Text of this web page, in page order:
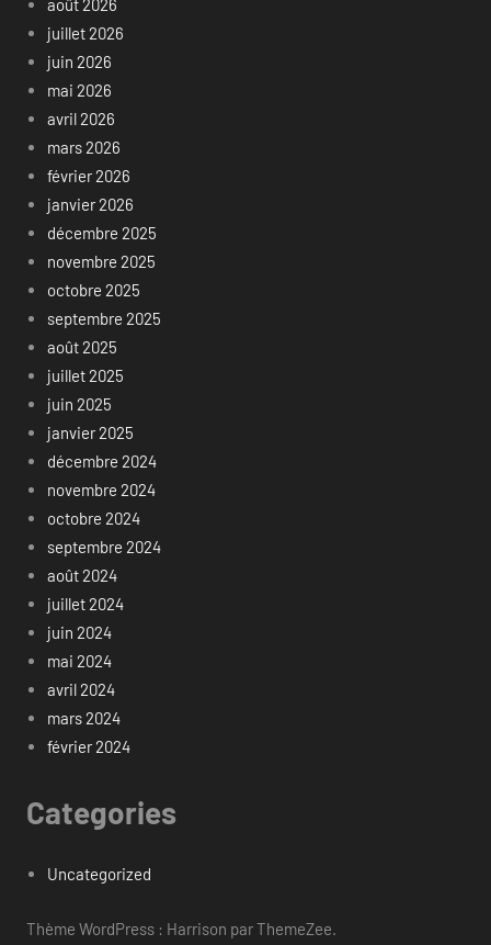
août 2026
juillet 2026
juin 2026
mai 2026
avril 2026
mars 2026
février 2026
janvier 2026
décembre 2025
novembre 2025
octobre 2025
septembre 2025
août 2025
juillet 2025
juin 2025
janvier 2025
décembre 2024
novembre 2024
octobre 2024
septembre 2024
août 2024
juillet 2024
juin 2024
mai 2024
avril 2024
mars 2024
février 2024
Categories
Uncategorized
Thème WordPress : Harrison par ThemeZee.